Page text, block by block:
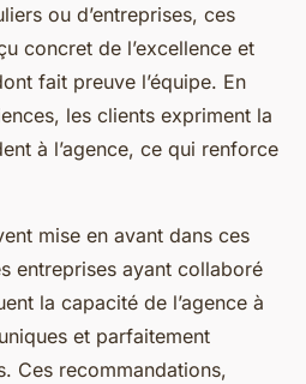
ou d’entreprises, ces
concret de l’excellence et
fait preuve l’équipe. En
les clients expriment la
à l’agence, ce qui renforce
mise en avant dans ces
entreprises ayant collaboré
la capacité de l’agence à
et parfaitement
Ces recommandations,